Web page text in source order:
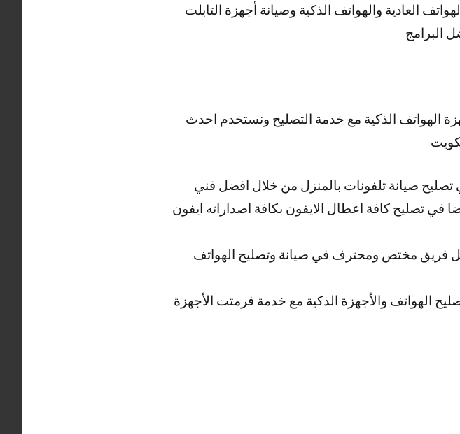
العادية والهواتف الذكية وصيانة أجهزة التابلت
البرامج
الهواتف الذكية مع خدمة التصليح ونستخدم احدث
صيانة تلفونات بالمنزل من خلال افضل فني
في تصليح كافة اعطال الايفون بكافة اصداراته ايفون
فريق مختص ومحترف في صيانة وتصليح الهواتف
الهواتف والأجهزة الذكية مع خدمة فرمتت الأجهزة